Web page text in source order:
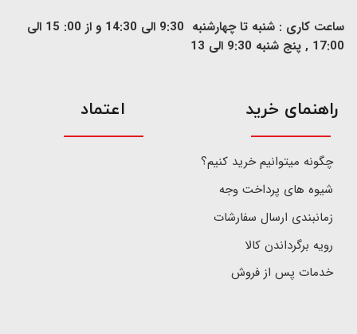
ساعت کاری : شنبه تا چهارشنبه 9:30 الی 14:30 و از 00: 15 الی
17:00 , پنج شنبه 9:30 الی 13
​راهنمای خرید
چگونه میتوانیم خرید کنیم؟
شیوه های پرداخت وجه
زمانبندی ارسال سفارشات
رویه برگرداندن کالا
خدمات پس از فروش
اعتماد